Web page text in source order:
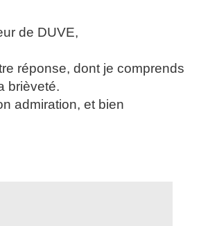
de DUVE,
réponse, dont je comprends
brièveté.
admiration, et bien